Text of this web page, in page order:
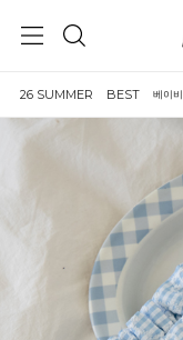
26 SUMMER BEST 베이비